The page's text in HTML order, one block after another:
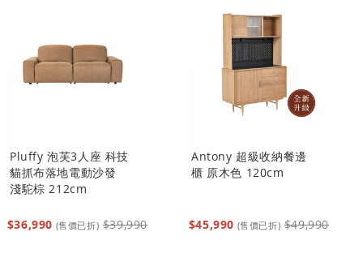
Pluffy 泡芙3人座 科技
貓抓布落地電動沙發
淺駝棕 212cm
$36,990 (售價已折) $39,990
Antony 超級收納餐邊
櫃 原木色 120cm
$45,990 (售價已折) $49,990